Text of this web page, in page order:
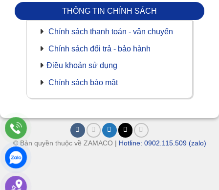
THÔNG TIN CHÍNH SÁCH
Chính sách thanh toán - vận chuyển
Chính sách đổi trả - bảo hành
Điều khoản sử dụng
Chính sách bảo mật
© Bản quyền thuộc về ZAMACO | Hotline: 0902.115.509 (zalo)